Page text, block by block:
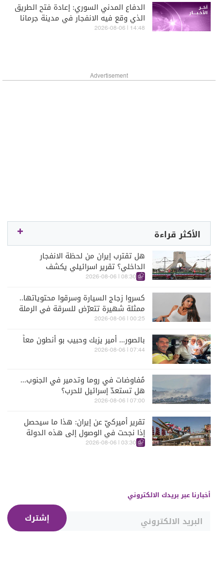
الدفاع المدني السوري: إعادة فتح الطريق
الذي وقع فيه الانفجار في مدينة جرمانا
أمام حركة السير بعد إزالة آثار الانفجار
14:48 | 2026-08-06
Advertisement
الأكثر قراءة
هل تقترب إيران من لحظة الانفجار
الداخلي؟ تقرير اسرائيلي يكشف
الكواليس
08:30 | 2026-08-06
كسروا زجاج السيارة وسرقوا محتوياتها..
ممثلة شهيرة تتعرّض للسرقة في الرملة
البيضاء (فيديو)
00:25 | 2026-08-06
بالصور... أمير يزبك وحبيب بو أنطون معاً
07:44 | 2026-08-06
مُفاوضات في روما وتدمير في الجنوب...
هل تستعدّ إسرائيل للحرب؟
07:00 | 2026-08-06
تقرير أميركيّ عن إيران: هذا ما سيحصل
إذا نجحت في الوصول إلى هذه الدولة
الآسيويّة
03:30 | 2026-08-06
أخبارنا عبر بريدك الالكتروني
إشترك